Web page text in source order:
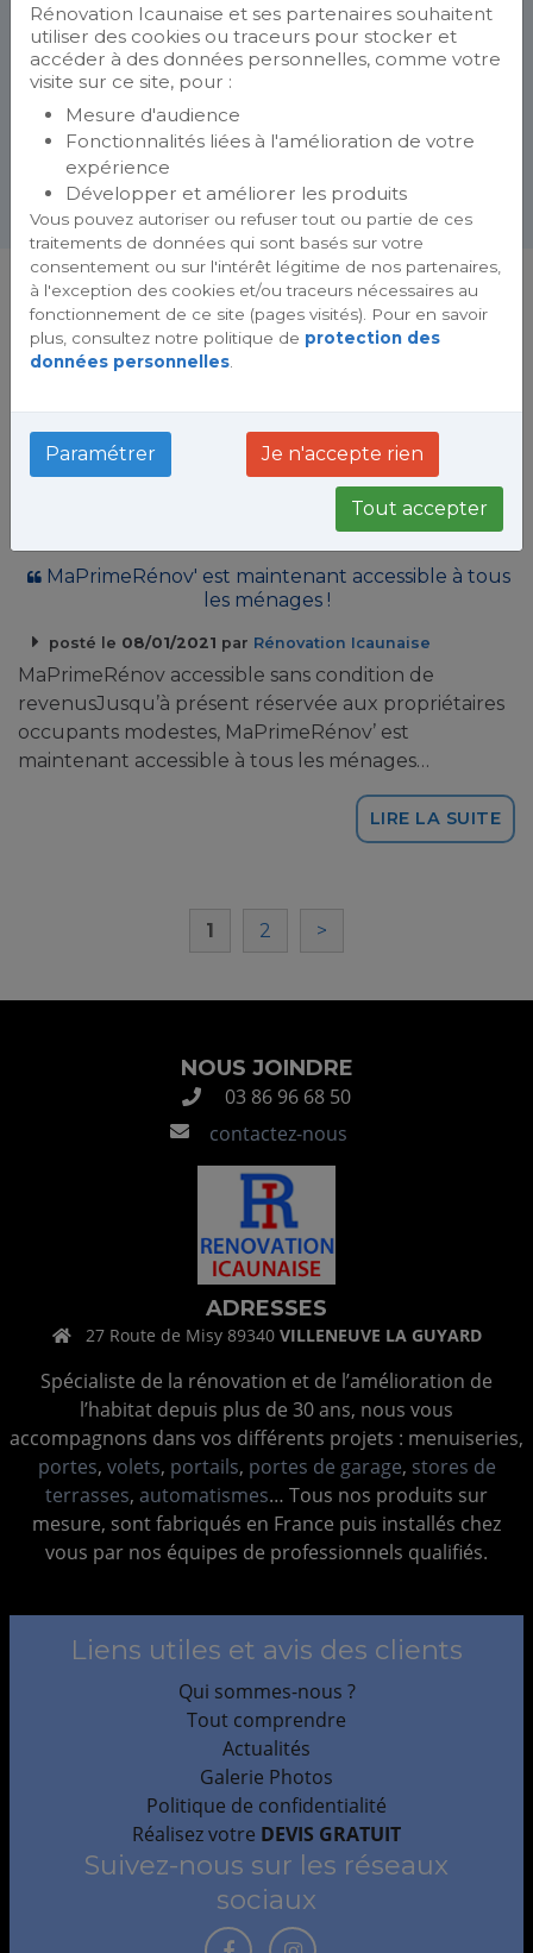
posté le24/06/2021 parRénovation Icaunaise
Aujourd’hui, la prise de conscience écologique se
généralise. Dans le secteur de la rénovation et de la
construction, nous sommes…
LIRE LA SUITE
MaPrimeRénov' est maintenant accessible à tous
les ménages !
posté le 08/01/2021 par Rénovation Icaunaise
MaPrimeRénov accessible sans condition de
revenusJusqu’à présent réservée aux propriétaires
occupants modestes, MaPrimeRénov’ est
maintenant accessible à tous les ménages…
LIRE LA SUITE
1 2 >
NOUS JOINDRE
03 86 96 68 50
contactez-nous
ADRESSES
27 Route de Misy 89340 VILLENEUVE LA GUYARD
Spécialiste de la rénovation et de l’amélioration de
l’habitat depuis plus de 30 ans, nous vous
accompagnons dans vos différents projets : menuiseries,
portes, volets, portails, portes de garage, stores de
terrasses, automatismes… Tous nos produits sur
mesure, sont fabriqués en France puis installés chez
vous par nos équipes de professionnels qualifiés.
Liens utiles et avis des clients
Qui sommes-nous ?
Tout comprendre
Actualités
Galerie Photos
Politique de confidentialité
Réalisez votre DEVIS GRATUIT
Suivez-nous sur les réseaux
sociaux
Rénovation Icaunaise et ses partenaires souhaitent
utiliser des cookies ou traceurs pour stocker et
accéder à des données personnelles, comme votre
visite sur ce site, pour :
Mesure d'audience
Fonctionnalités liées à l'amélioration de votre
expérience
Développer et améliorer les produits
Vous pouvez autoriser ou refuser tout ou partie de ces
traitements de données qui sont basés sur votre
consentement ou sur l'intérêt légitime de nos partenaires,
à l'exception des cookies et/ou traceurs nécessaires au
fonctionnement de ce site (pages visités). Pour en savoir
plus, consultez notre politique de protection des
données personnelles
Paramétrer Je n'accepte rien
Tout accepter